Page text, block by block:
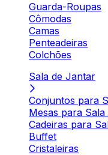
Guarda-Roupas
Cômodas
Camas
Penteadeiras
Colchões
Sala de Jantar
Conjuntos para
Mesas para
Cadeiras para
Buffet
Cristaleiras